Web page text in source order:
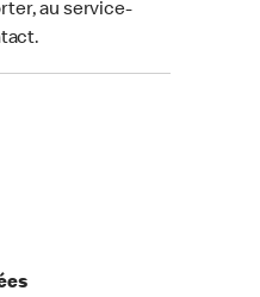
au service-